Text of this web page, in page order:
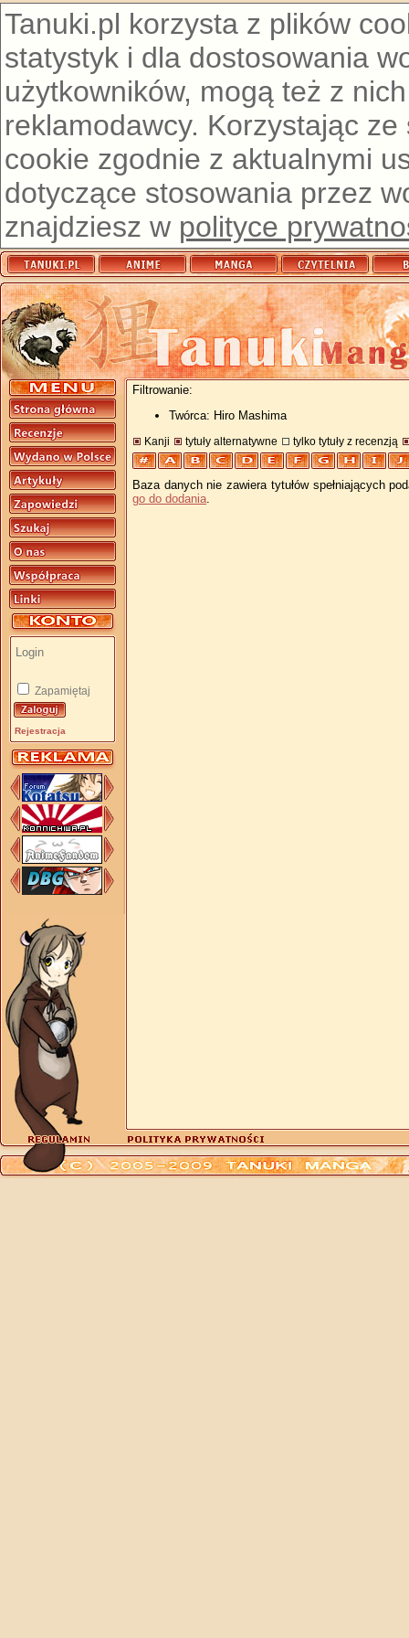
Tanuki.pl korzysta z plików
statystyk i dla dostosowania
użytkowników, mogą też z
reklamodawcy. Korzystając
cookie zgodnie z aktualnymi
dotyczące stosowania przez
znajdziesz w polityce
Zapamiętaj
Rejestracja
Filtrowanie:
Twórca: Hiro Mashima
Kanji tytuły alternatywne tylko tytuły z recenzją
Baza danych nie zawiera tytułów spełniających
go do dodania.